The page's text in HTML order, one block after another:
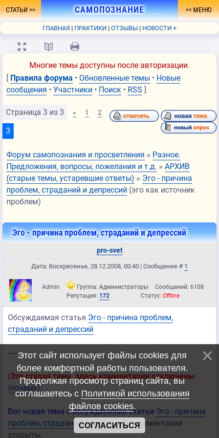
СТАТЬИ
САМОПОЗНАНИЕ
- ПУТЬ К ПРОСВЕТЛЕНИЮ
МЕНЮ
ГЛАВНАЯ ПРАКТИКИ ОТЗЫВЫ
НОВОСТИ +
💻 📖
🖨
Многие темы доступны после авторизации.
[ Правила форума • Обновленные темы • Новые
сообщения • Участники • Поиск • RSS ]
Страница 3 из 3 « 1 2
3
Форум самопознания и просветления » Разное.
Предложения, вопросы, пожелания и т.д. » АРХИВ
(старые темы, устаревшие ответы) » Эго - причина
проблем, страданий и депрессий (эго как источник
проблем)
Эго - причина проблем, страданий и депрессий
pro-svet
Дата: Воскресенье, 28.12.2008, 00:40 | Сообщение # 1
Admin Группа: Администраторы Сообщений: 6108
Репутация: 172 Статус:Offline
Обсуждаемая статья Эго - причина проблем,
страданий и депрессий
-----
(Это старая тема, здесь комментарии отключены
(почему).
Вот новая тема с обсуждениями статьи Эго - причина
проблем, страданий и депрессий, комментарии
открыты.
Этот сайт использует файлы cookies для
более комфортной работы пользователя.
Продолжая просмотр страниц сайта, вы
соглашаетесь с Политикой использования
файлов cookies.
СОГЛАСИТЬСЯ